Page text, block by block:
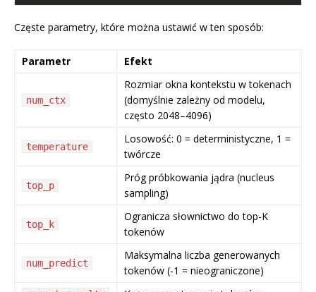
Częste parametry, które można ustawić w ten sposób:
Parametr Efekt
num_ctx
Rozmiar okna kontekstu w tokenach
(domyślnie zależny od modelu,
często 2048–4096)
temperature
Losowość: 0 = deterministyczne, 1 =
twórcze
top_p
Próg próbkowania jądra (nucleus
sampling)
top_k
Ogranicza słownictwo do top-K
tokenów
num_predict
Maksymalna liczba generowanych
tokenów (-1 = nieograniczone)